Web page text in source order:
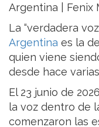
Argentina | Fenix
La “verdadera
Argentina es la
quien viene
desde hace
El 23 junio de
la voz dentro de
comenzaron las